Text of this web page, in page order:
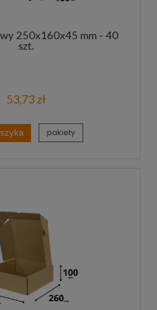
250x160x45 mm - 40
szt.
53,73 zł
pakiety